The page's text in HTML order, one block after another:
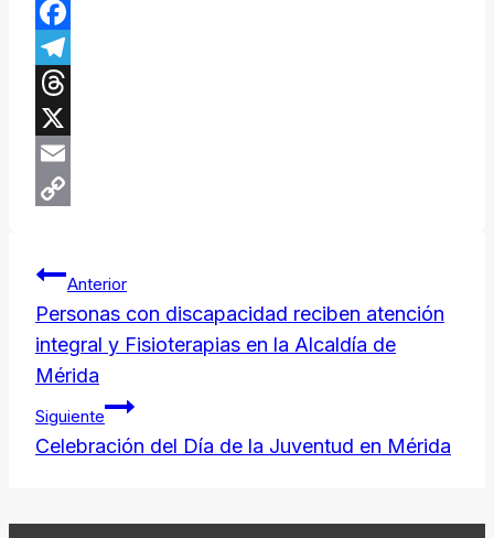
WhatsApp
Facebook
Telegram
Threads
X
Email
Navegación
de
entradas
Anterior
Personas con discapacidad reciben atención
integral y Fisioterapias en la Alcaldía de
Mérida
Siguiente
Celebración del Día de la Juventud en Mérida